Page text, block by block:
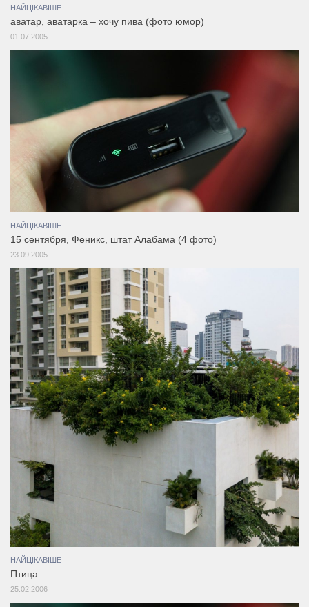
НАЙЦІКАВІШЕ
аватар, аватарка – хочу пива (фото юмор)
01.07.2005
НАЙЦІКАВІШЕ
15 сентября, Феникс, штат Алабама (4 фото)
23.09.2005
НАЙЦІКАВІШЕ
Птица
25.02.2006